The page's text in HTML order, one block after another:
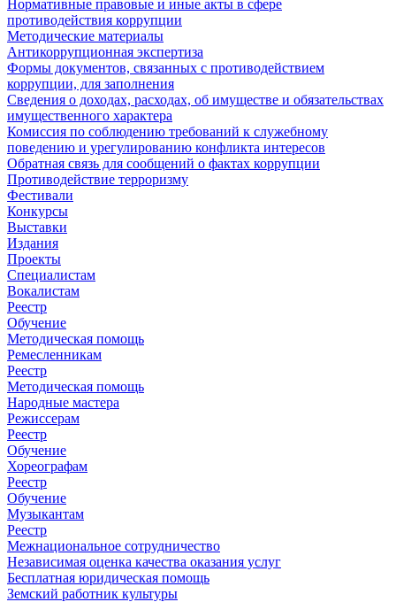
Нормативные правовые и иные акты в сфере
противодействия коррупции
Методические материалы
Антикоррупционная экспертиза
Формы документов, связанных с противодействием
коррупции, для заполнения
Сведения о доходах, расходах, об имуществе и обязательствах
имущественного характера
Комиссия по соблюдению требований к служебному
поведению и урегулированию конфликта интересов
Обратная связь для сообщений о фактах коррупции
Противодействие терроризму
Фестивали
Конкурсы
Выставки
Издания
Проекты
Специалистам
Вокалистам
Реестр
Обучение
Методическая помощь
Ремесленникам
Реестр
Методическая помощь
Народные мастера
Режиссерам
Реестр
Обучение
Хореографам
Реестр
Обучение
Музыкантам
Реестр
Межнациональное сотрудничество
Независимая оценка качества оказания услуг
Бесплатная юридическая помощь
Земский работник культуры